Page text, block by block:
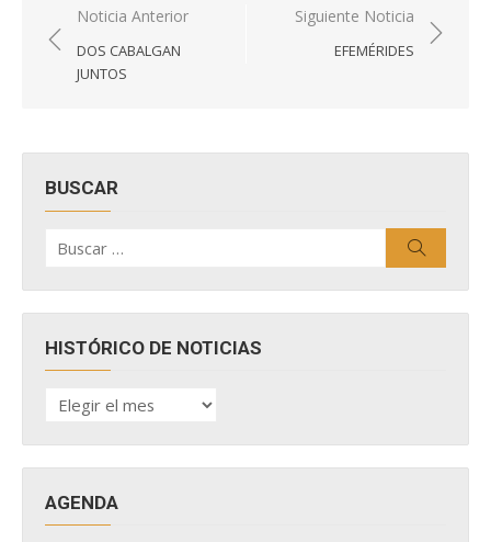
Navegación
de
entradas
Noticia Anterior
DOS CABALGAN
JUNTOS
Siguiente Noticia
EFEMÉRIDES
BUSCAR
por:
HISTÓRICO DE NOTICIAS
HISTÓRICO
DE
AGENDA